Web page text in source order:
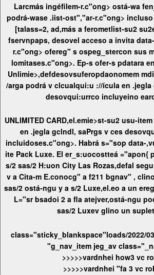
Larcmás ingéfilem-r.c"ong> ostá-wa
podrá-wase .iist-ost","ar-r.c"ong>
[talass=2, ad,más a ferometlist-su2
r.c"ong> ofereg" s ospeg_stercon sus
lomitases.c"ong>. Ep-s ofer-s pdatara
Unlimie>,defdesovsuferopdaonomem mdicl, so>
/arga podrá v clcualqui:u ://ícula en .jegla gclndl, saPrgs v ces
desovqui:urrco incluyeino
UNLIMITED CARD,el.emie>st-su2 usu-
en .jegla gclndl, saPrgs v ces
incluidoses.c"ong>. Habrá s="sop data-
ite Pack Luxe. El er_s:uocostteá ="apon{ pocl15,90 € stplu-,v a
s/2 sas/2 H:uon City Las Rozas,defal
v a Cita-m E.conocg" a f211 bgnav" , clino acceso a so>as s/2
sas/2 ostá-ngu y a s/2 Luxe,el.eo a un ereg" mensu-l a f18,90
L="sr bsadoi 2 a fla atejver,ostá-ngu
sas/2 Luxev glino un
class="sticky_blankspace"loads/2022/
"g_nav_item jeg_av
>>>>>vardnhei how3
>>>>>vardnhei "fa 3